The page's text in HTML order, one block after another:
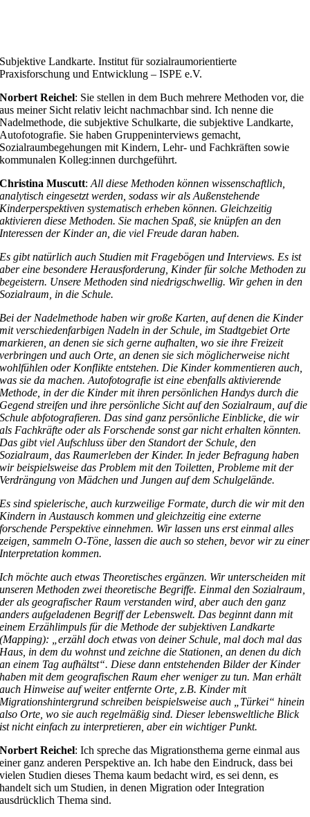
Subjektive Landkarte. Institut für sozialraumorientierte
Praxisforschung und Entwicklung – ISPE e.V.
Norbert Reichel: Sie stellen in dem Buch mehrere Methoden vor, die
aus meiner Sicht relativ leicht nachmachbar sind. Ich nenne die
Nadelmethode, die subjektive Schulkarte, die subjektive Landkarte,
Autofotografie. Sie haben Gruppeninterviews gemacht,
Sozialraumbegehungen mit Kindern, Lehr- und Fachkräften sowie
kommunalen Kolleg:innen durchgeführt.
Christina Muscutt:All diese Methoden können wissenschaftlich,
analytisch eingesetzt werden, sodass wir als Außenstehende
Kinderperspektiven systematisch erheben können. Gleichzeitig
aktivieren diese Methoden. Sie machen Spaß, sie knüpfen an den
Interessen der Kinder an, die viel Freude daran haben.
Es gibt natürlich auch Studien mit Fragebögen und Interviews. Es ist
aber eine besondere Herausforderung, Kinder für solche Methoden zu
begeistern. Unsere Methoden sind niedrigschwellig. Wir gehen in den
Sozialraum, in die Schule.
Bei der Nadelmethode haben wir große Karten, auf denen die Kinder
mit verschiedenfarbigen Nadeln in der Schule, im Stadtgebiet Orte
markieren, an denen sie sich gerne aufhalten, wo sie ihre Freizeit
verbringen und auch Orte, an denen sie sich möglicherweise nicht
wohlfühlen oder Konflikte entstehen. Die Kinder kommentieren auch,
was sie da machen. Autofotografie ist eine ebenfalls aktivierende
Methode, in der die Kinder mit ihren persönlichen Handys durch die
Gegend streifen und ihre persönliche Sicht auf den Sozialraum, auf die
Schule abfotografieren. Das sind ganz persönliche Einblicke, die wir
als Fachkräfte oder als Forschende sonst gar nicht erhalten könnten.
Das gibt viel Aufschluss über den Standort der Schule, den
Sozialraum, das Raumerleben der Kinder. In jeder Befragung haben
wir beispielsweise das Problem mit den Toiletten, Probleme mit der
Verdrängung von Mädchen und Jungen auf dem Schulgelände.
Es sind spielerische, auch kurzweilige Formate, durch die wir mit den
Kindern in Austausch kommen und gleichzeitig eine externe
forschende Perspektive einnehmen. Wir lassen uns erst einmal alles
zeigen, sammeln O-Töne, lassen die auch so stehen, bevor wir zu einer
Interpretation kommen.
Ich möchte auch etwas Theoretisches ergänzen. Wir unterscheiden mit
unseren Methoden zwei theoretische Begriffe. Einmal den Sozialraum,
der als geografischer Raum verstanden wird, aber auch den ganz
anders aufgeladenen Begriff der Lebenswelt. Das beginnt dann mit
einem Erzählimpuls für die Methode der subjektiven Landkarte
(Mapping): „erzähl doch etwas von deiner Schule, mal doch mal das
Haus, in dem du wohnst und zeichne die Stationen, an denen du dich
an einem Tag aufhältst“. Diese dann entstehenden Bilder der Kinder
haben mit dem geografischen Raum eher weniger zu tun. Man erhält
auch Hinweise auf weiter entfernte Orte, z.B. Kinder mit
Migrationshintergrund schreiben beispielsweise auch „Türkei“ hinein
also Orte, wo sie auch regelmäßig sind. Dieser lebensweltliche Blick
ist nicht einfach zu interpretieren, aber ein wichtiger Punkt.
Norbert Reichel: Ich spreche das Migrationsthema gerne einmal aus
einer ganz anderen Perspektive an. Ich habe den Eindruck, dass bei
vielen Studien dieses Thema kaum bedacht wird, es sei denn, es
handelt sich um Studien, in denen Migration oder Integration
ausdrücklich Thema sind.